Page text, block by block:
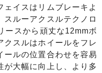
イスはリムブレーキよ
スルーアクスルテクノロ
ースから頑丈な12mmボ
クスルはホイールをフレ
ールの位置合わせを容易
が大幅に向上し、より多